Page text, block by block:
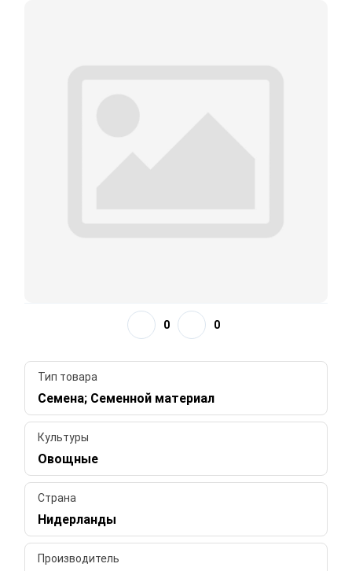
0 0
Тип товара
Семена; Семенной материал
Культуры
Овощные
Страна
Нидерланды
Производитель